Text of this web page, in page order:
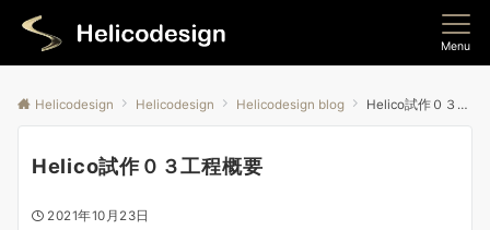
Menu
Helicodesign Helicodesign Helicodesign blog Helico試作０３工程概要
Helico試作０３工程概要
2021年10月23日